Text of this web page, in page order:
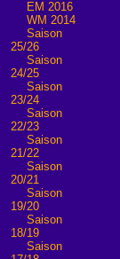
EM 2016
WM 2014
Saison
25/26
Saison
24/25
Saison
23/24
Saison
22/23
Saison
21/22
Saison
20/21
Saison
19/20
Saison
18/19
Saison